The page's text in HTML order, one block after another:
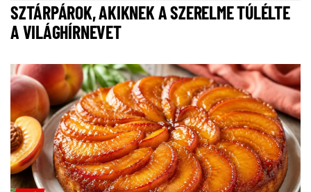
SZTÁRPÁROK, AKIKNEK A SZERELME TÚLÉLTE
A VILÁGHÍRNEVET